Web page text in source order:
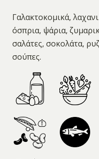
Γαλακτοκομικά,
όσπρια, ψάρια,
σαλάτες, σοκολάτα,
σούπες.